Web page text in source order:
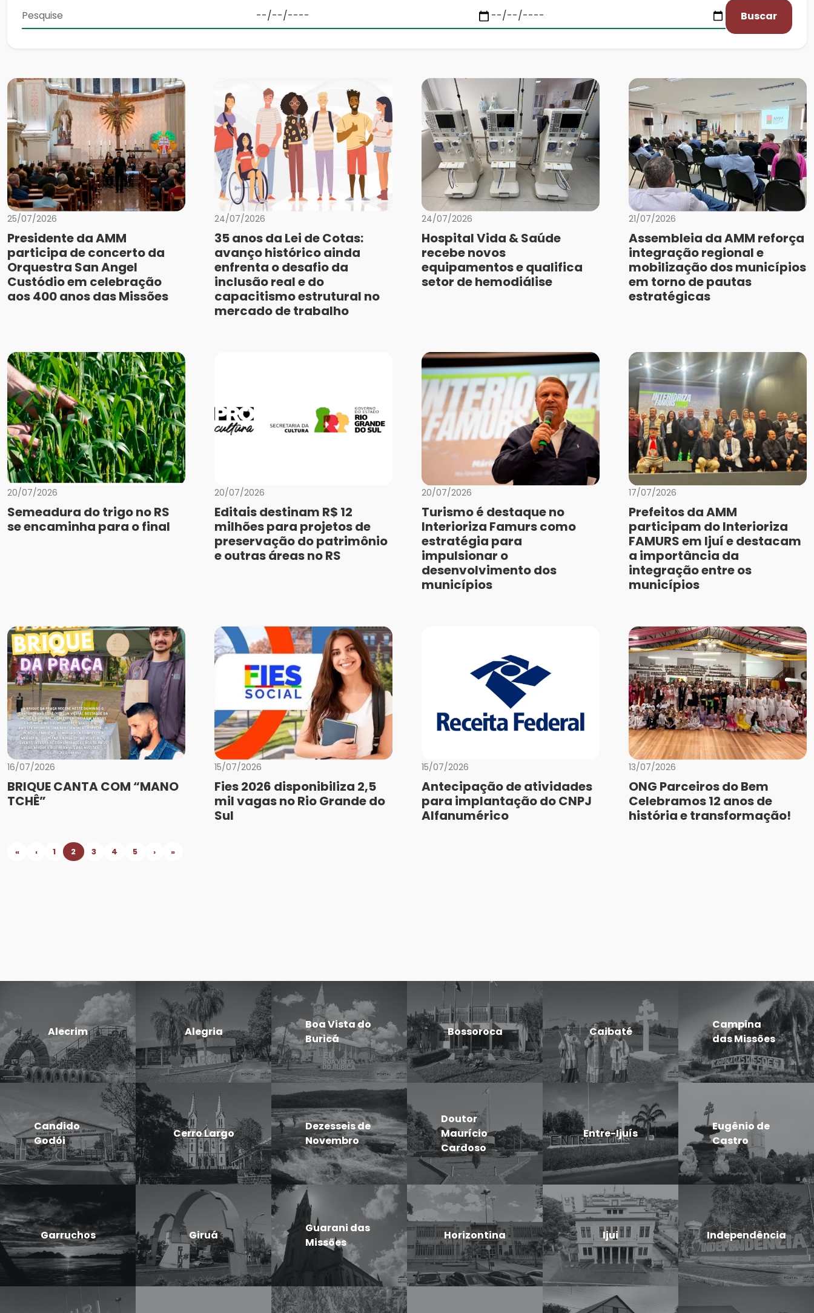
Buscar
25/07/2026
Presidente da AMM
participa de concerto da
Orquestra San Angel
Custódio em celebração
aos 400 anos das Missões
24/07/2026
35 anos da Lei de Cotas:
avanço histórico ainda
enfrenta o desafio da
inclusão real e do
capacitismo estrutural no
mercado de trabalho
24/07/2026
Hospital Vida & Saúde
recebe novos
equipamentos e qualifica
setor de hemodiálise
21/07/2026
Assembleia da AMM reforça
integração regional e
mobilização dos municípios
em torno de pautas
estratégicas
20/07/2026
Semeadura do trigo no RS
se encaminha para o final
20/07/2026
Editais destinam R$ 12
milhões para projetos de
preservação do patrimônio
e outras áreas no RS
20/07/2026
Turismo é destaque no
Interioriza Famurs como
estratégia para
impulsionar o
desenvolvimento dos
municípios
17/07/2026
Prefeitos da AMM
participam do Interioriza
FAMURS em Ijuí e destacam
a importância da
integração entre os
municípios
16/07/2026
BRIQUE CANTA COM “MANO
TCHÊ”
15/07/2026
Fies 2026 disponibiliza 2,5
mil vagas no Rio Grande do
Sul
15/07/2026
Antecipação de atividades
para implantação do CNPJ
Alfanumérico
13/07/2026
ONG Parceiros do Bem
Celebramos 12 anos de
história e transformação!
« ‹ 1 2 3 4 5 › »
Alecrim Alegria
Boa Vista do
Buricá
Bossoroca Caibaté
Campina
das Missões
Candido
Godói
Cerro Largo
Dezesseis de
Novembro
Doutor
Maurício
Cardoso
Entre-Ijuís
Eugênio de
Castro
Garruchos Giruá
Guarani das
Missões
Horizontina Ijui Independência